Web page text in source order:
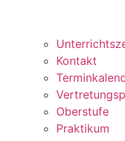
Kontakt
Oberstufe
Praktikum